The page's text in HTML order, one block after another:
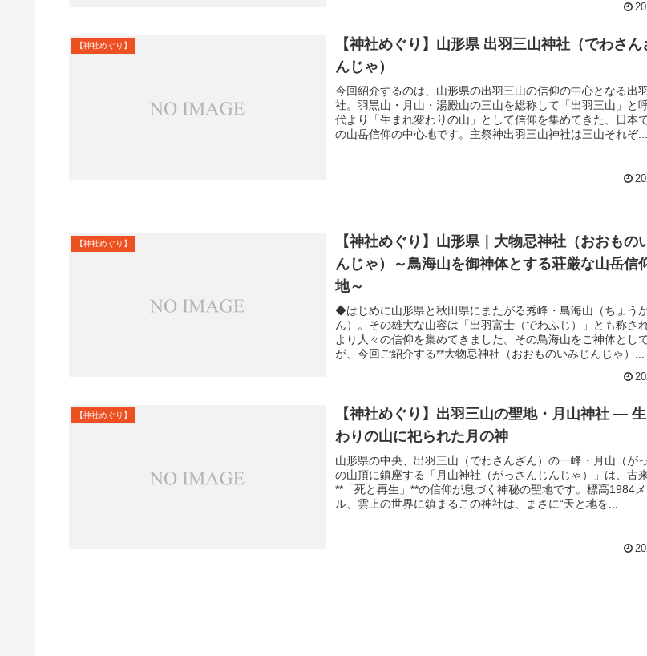
【神社めぐり】
【神社めぐり】山形県 出羽三山神社（でわさん
んじゃ）
今回紹介するのは、山形県の出羽三山の信仰の中心となる出
社。羽黒山・月山・湯殿山の三山を総称して「出羽三山」と
代より「生まれ変わりの山」として信仰を集めてきた、日本
の山岳信仰の中心地です。主祭神出羽三山神社は三山それぞ...
【神社めぐり】
【神社めぐり】山形県｜大物忌神社（おおもの
んじゃ）～鳥海山を御神体とする荘厳な山岳信
地～
◆はじめに山形県と秋田県にまたがる秀峰・鳥海山（ちょう
ん）。その雄大な山容は「出羽富士（でわふじ）」とも称さ
より人々の信仰を集めてきました。その鳥海山をご神体とし
が、今回ご紹介する**大物忌神社（おおものいみじんじゃ）...
【神社めぐり】
【神社めぐり】出羽三山の聖地・月山神社 ―
わりの山に祀られた月の神
山形県の中央、出羽三山（でわさんざん）の一峰・月山（がっ
の山頂に鎮座する「月山神社（がっさんじんじゃ）」は、古
**「死と再生」**の信仰が息づく神秘の聖地です。標高1984メ
ル、雲上の世界に鎮まるこの神社は、まさに“天と地を...